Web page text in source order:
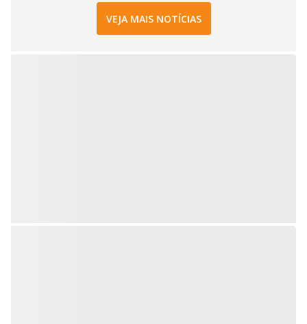
VEJA MAIS NOTÍCIAS